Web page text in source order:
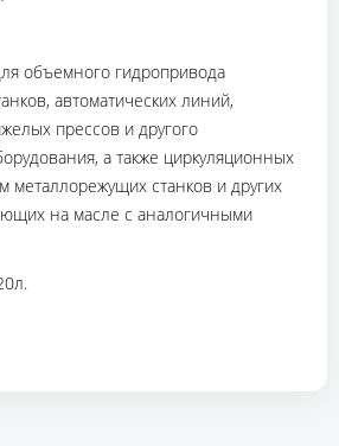
объемного гидропривода
автоматических линий,
прессов и другого
а также циркуляционных
металлорежущих станков и других
на масле с аналогичными